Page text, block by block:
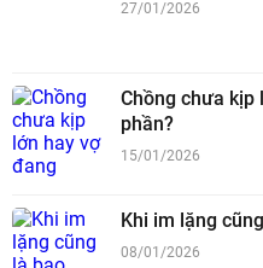
27/01/2026
Chồng chưa kịp
phần?
15/01/2026
Khi im lặng
08/01/2026